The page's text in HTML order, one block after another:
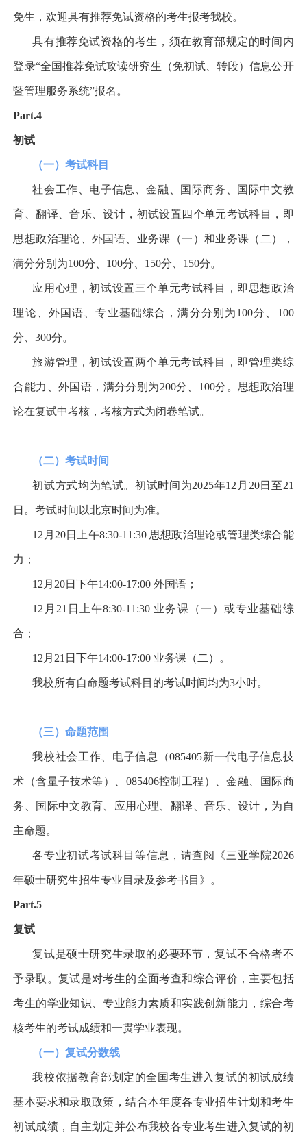
免生，欢迎具有推荐免试资格的考生报考我校。
具有推荐免试资格的考生，须在教育部规定的时间内
登录“全国推荐免试攻读研究生（免初试、转段）信息公开
暨管理服务系统”报名。
Part.4
初试
（一）考试科目
社会工作、电子信息、金融、国际商务、国际中文教
育、翻译、音乐、设计，初试设置四个单元考试科目，即
思想政治理论、外国语、业务课（一）和业务课（二），
满分分别为100分、 100分、 150分、 150分。
应用心理，初试设置三个单元考试科目，即思想政治
理论、外国语、专业基础综合，满分分别为100分、 100
分、300分。
旅游管理，初试设置两个单元考试科目，即管理类综
合能力、外国语，满分分别为200分、 100分。思想政治理
论在复试中考核，考核方式为闭卷笔试。
（二）考试时间
初试方式均为笔试。初试时间为2025年12 月 20日至21
日。考试时间以北京时间为准。
12 月 20日上午8:30-11:30 思想政治理论或管理类综合能
力；
12 月 20日下午14:00-17:00外国语；
12 月 21 日上午8:30-11:30 业务课（一）或专业基础综
合；
12 月 21 日下午14:00-17:00 业务课（二）。
我校所有自命题考试科目的考试时间均为3小时。
（三）命题范围
我校社会工作、电子信息（085405新一代电子信息技
术（含量子技术等）、 085406控制工程）、金融、国际商
务、国际中文教育、应用心理、翻译、音乐、设计，为自
主命题。
各专业初试考试科目等信息，请查阅《三亚学院2026
年硕士研究生招生专业目录及参考书目》。
Part.5
复试
复试是硕士研究生录取的必要环节，复试不合格者不
予录取。复试是对考生的全面考查和综合评价，主要包括
考生的学业知识、专业能力素质和实践创新能力，综合考
核考生的考试成绩和一贯学业表现。
（一）复试分数线
我校依据教育部划定的全国考生进入复试的初试成绩
基本要求和录取政策，结合本年度各专业招生计划和考生
初试成绩，自主划定并公布我校各专业考生进入复试的初